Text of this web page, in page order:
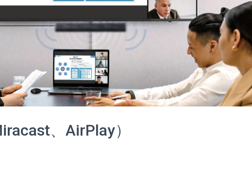
、AirPlay）